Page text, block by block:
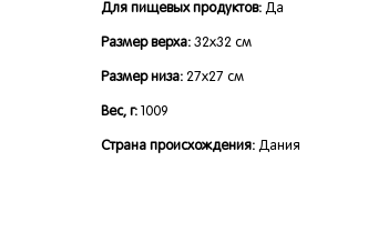
Для пищевых продуктов: Да
Размер верха: 32x32 см
Размер низа: 27x27 см
Вес, г: 1009
Страна происхождения: Дания